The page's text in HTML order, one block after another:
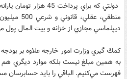
دولتي كه براي پرداخت
منطقي،
ديپلماسي مجازي از خزانه و بيت المال پول
فهرست مي‌كنیم. الباقي را بايد حسابرسان